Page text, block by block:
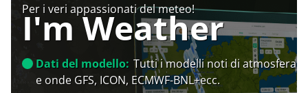
Per i veri appassionati del meteo!
I'm Weather
Dati del modello: Tutti i modelli noti di atmosfera
e onde GFS, ICON, ECMWF-BNL+ecc.